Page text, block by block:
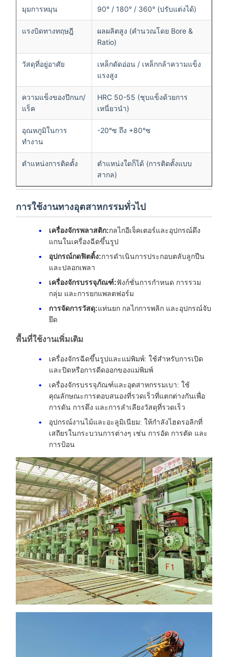
มุมการหมุน 90° / 180° / 360° (ปรับแต่งได้)
แรงบิดทางทฤษฎี
ผลผลิตสูง (คำนวณโดย Bore &
Ratio)
วัสดุที่อยู่อาศัย
เหล็กดัดอ่อน / เหล็กกล้าความแข็ง
แรงสูง
ความแข็งของปีกนก/
แร็ค
HRC 50-55 (ชุบแข็งด้วยการ
เหนี่ยวนำ)
อุณหภูมิในการ
ทำงาน
-20°ซ ถึง +80°ซ
ตำแหน่งการติดตั้ง
ตำแหน่งใดก็ได้ (การติดตั้งแบบ
สากล)
การใช้งานทางอุตสาหกรรมทั่วไป
เครื่องจักรพลาสติก:กลไกอีเจ็คเตอร์และอุปกรณ์ดึง
แกนในเครื่องฉีดขึ้นรูป
อุปกรณ์กดฟิตติ้ง:การดำเนินการประกอบตลับลูกปืน
และปลอกเพลา
เครื่องจักรบรรจุภัณฑ์:ฟังก์ชั่นการกำหนด การรวม
กลุ่ม และการยกแพลตฟอร์ม
การจัดการวัสดุ:แท่นยก กลไกการพลิก และอุปกรณ์จับ
ยึด
พื้นที่ใช้งานเพิ่มเติม
เครื่องจักรฉีดขึ้นรูปและแม่พิมพ์: ใช้สำหรับการเปิด
และปิดหรือการดีดออกของแม่พิมพ์
เครื่องจักรบรรจุภัณฑ์และอุตสาหกรรมเบา: ใช้
คุณลักษณะการตอบสนองที่รวดเร็วที่แตกต่างกันเพื่อ
การดัน การดึง และการลำเลียงวัสดุที่รวดเร็ว
อุปกรณ์งานไม้และอะลูมิเนียม: ให้กำลังไฮดรอลิกที่
เสถียรในกระบวนการต่างๆ เช่น การอัด การตัด และ
การป้อน